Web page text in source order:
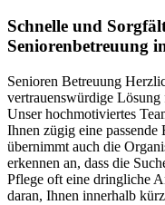
Schnelle und
Seniorenbetreuung
Senioren Betreuung
vertrauenswürdige
Unser hochmotiviertes
Ihnen zügig eine
übernimmt auch die
erkennen an, dass die
Pflege oft eine dringliche
daran, Ihnen innerhalb